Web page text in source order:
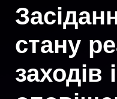
стану
заходів